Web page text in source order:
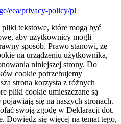
eea/privacy-policy/pl
pliki tekstowe, które mogą być
aby użytkownicy mogli
sposób. Prawo stanowi, że
na urządzeniu użytkownika,
niniejszej strony. Do
cookie potrzebujemy
strona korzysta z różnych
pliki cookie umieszczane są
się na naszych stronach.
swoją zgodę w Deklaracji dot.
Dowiedz się więcej na temat tego,